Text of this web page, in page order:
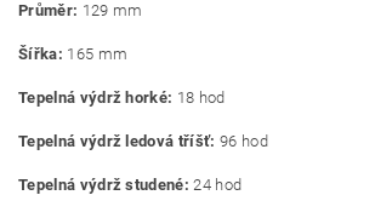
Průměr: 129 mm
Šířka: 165 mm
Tepelná výdrž horké: 18 hod
Tepelná výdrž ledová tříšť: 96 hod
Tepelná výdrž studené: 24 hod